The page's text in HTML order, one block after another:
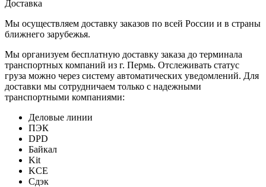
Доставка
Мы осуществляем доставку заказов по всей России и в страны
ближнего зарубежья.
Мы организуем бесплатную доставку заказа до терминала
транспортных компаний из г. Пермь. Отслеживать статус
груза можно через систему автоматических уведомлений. Для
доставки мы сотрудничаем только с надежными
транспортными компаниями:
Деловые линии
ПЭК
DPD
Байкал
Kit
KCE
Сдэк